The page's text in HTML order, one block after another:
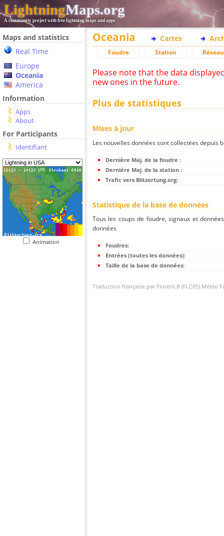
LightningMaps.org
A community project with free lightning maps and apps
Maps and statistics
Real Time
Europe
Oceania
America
Information
Apps
About
For Participants
Identifiant
Animation
Oceania Cartes
Foudre Station Réseau
Please note that the data
new ones in the future.
Plus de statistiques
Mises à jour
Les nouvelles données sont collectées
Dernière Maj. de la foudre :
Dernière Maj. de la station :
Trafic vers Blitzortung.org:
Statistique de la base de données
Tous les coups de foudre, signaux et
données
Foudres:
Entrées (toutes les données):
Taille de la base de données:
Traduction française par Florent.B (FLC85) Météo